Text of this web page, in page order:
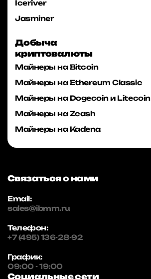
Iceriver
Jasminer
Добыча
криптовалюты
Майнеры на Bitcoin
Майнеры на Ethereum Classic
Майнеры на Dogecoin и Litecoin
Майнеры на Zcash
Майнеры на Kadena
Связаться с нами
Email:
sales@ibmm.ru
Телефон:
+7 (495) 136-28-92
График:
09:00 - 19:00
Социальные сети